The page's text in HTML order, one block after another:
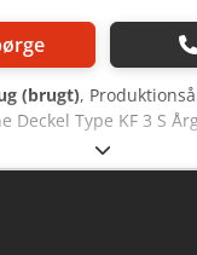
(brugt),
Deckel Type KF 3 S
/ 620 x 750 mm Y-
mm X-aksel slag:
Finfræsespindel